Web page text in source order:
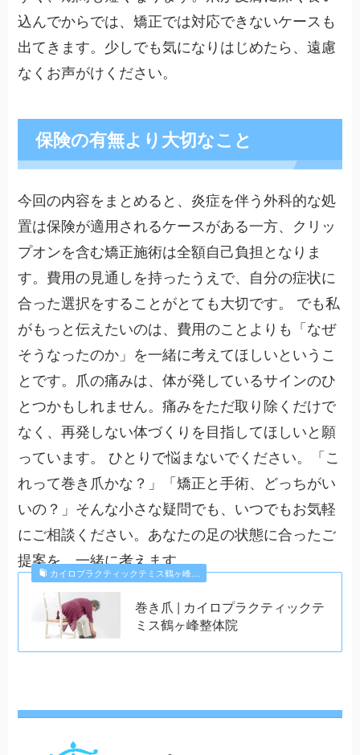
込んでからでは、矯正では対応できないケースも
出てきます。少しでも気になりはじめたら、遠慮
なくお声がけください。
保険の有無より大切なこと
今回の内容をまとめると、炎症を伴う外科的な処
置は保険が適用されるケースがある一方、クリッ
プオンを含む矯正施術は全額自己負担となりま
す。費用の見通しを持ったうえで、自分の症状に
合った選択をすることがとても大切です。 でも私
がもっと伝えたいのは、費用のことよりも「なぜ
そうなったのか」を一緒に考えてほしいというこ
とです。爪の痛みは、体が発しているサインのひ
とつかもしれません。痛みをただ取り除くだけで
なく、再発しない体づくりを目指してほしいと願
っています。 ひとりで悩まないでください。「こ
れって巻き爪かな？」「矯正と手術、どっちがい
いの？」そんな小さな疑問でも、いつでもお気軽
にご相談ください。あなたの足の状態に合ったご
提案を、一緒に考えます。
カイロプラクティックテミス鶴ヶ峰…
巻き爪 | カイロプラクティックテ
ミス鶴ヶ峰整体院